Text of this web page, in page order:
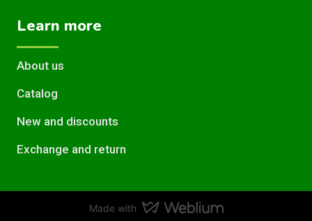
Learn more
About us
Catalog
New and discounts
Exchange and return
Made with